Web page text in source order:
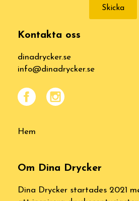
Skicka
Kontakta oss
dinadrycker.se
info@dinadrycker.se
Hem
Om Dina Drycker
Dina Drycker startades 2021